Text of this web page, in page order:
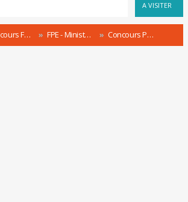
A VISITER
Concours Fonction Publique : le Forum FPE - Ministère des Sports Concours & recrutement Concours Professeur de sport